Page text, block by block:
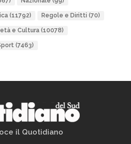
(11792) Regole e Diritti (70)
e Cultura(10078)
(7463)
il Quotidiano